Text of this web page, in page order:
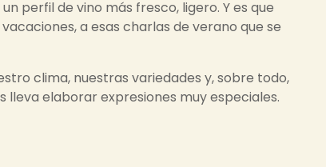
perfil de vino más fresco, ligero. Y es que
a esas charlas de verano que se
clima, nuestras variedades y, sobre todo,
elaborar expresiones muy especiales.